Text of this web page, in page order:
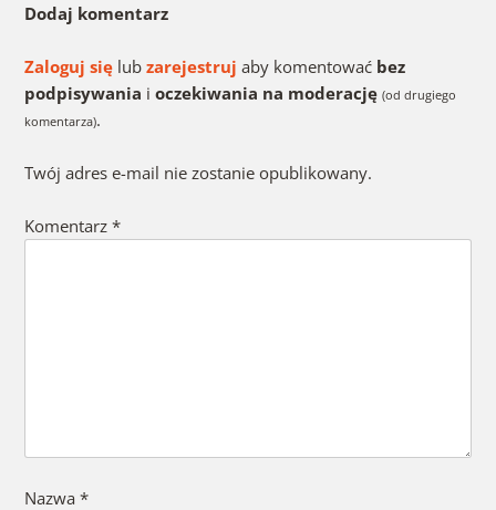
Dodaj komentarz
Zaloguj sięlub zarejestruj aby komentować bez
podpisywania i oczekiwania na moderację (od drugiego
komentarza).
Twój adres e-mail nie zostanie opublikowany.
Komentarz *
Nazwa *